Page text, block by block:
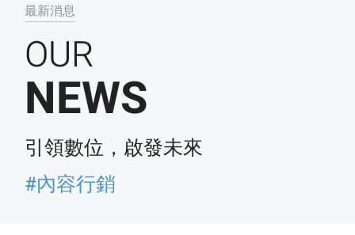
最新消息
OUR
NEWS
引領數位，啟發未來
#內容行銷